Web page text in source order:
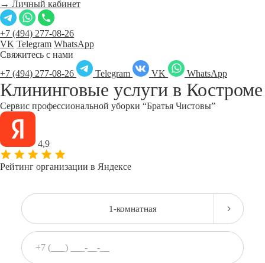
→ Личный кабинет
+7 (494) 277-08-26
VK Telegram WhatsApp
Свяжитесь с нами
+7 (494) 277-08-26
Telegram VK WhatsApp
Клининговые услуги в Костроме
Сервис профессиональной уборки “Братья Чистовы”
4,9
Рейтинг организации в Яндексе
1-комнатная